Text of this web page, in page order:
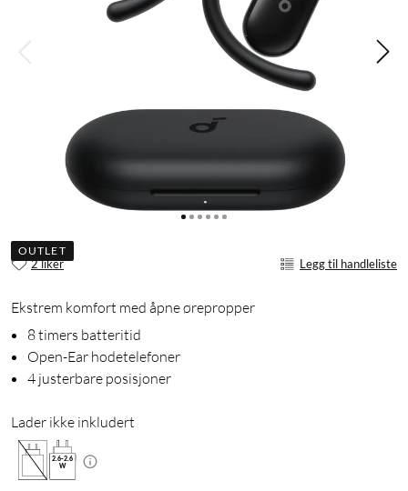
OUTLET
2 liker Legg til handleliste
Ekstrem komfort med åpne ørepropper
8 timers batteritid
Open-Ear hodetelefoner
4 justerbare posisjoner
Lader ikke inkludert
2.6-2.6
W